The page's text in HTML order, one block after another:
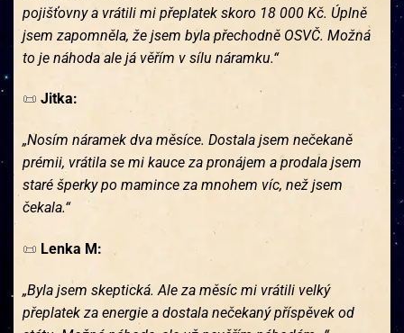
pojišťovny a vrátili mi přeplatek skoro 18 000 Kč. Úplně
jsem zapomněla, že jsem byla přechodně OSVČ. Možná
to je náhoda ale já věřím v sílu náramku.“
📜 Jitka:
„Nosím náramek dva měsíce. Dostala jsem nečekaně
prémii, vrátila se mi kauce za pronájem a prodala jsem
staré šperky po mamince za mnohem víc, než jsem
čekala.“
📜 Lenka M:
„Byla jsem skeptická. Ale za měsíc mi vrátili velký
přeplatek za energie a dostala nečekaný příspěvek od